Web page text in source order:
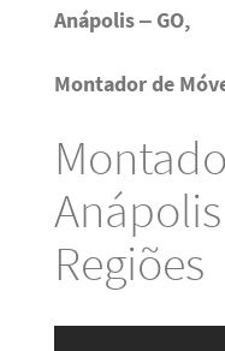
Anápolis – GO,
Montador de
Regiões